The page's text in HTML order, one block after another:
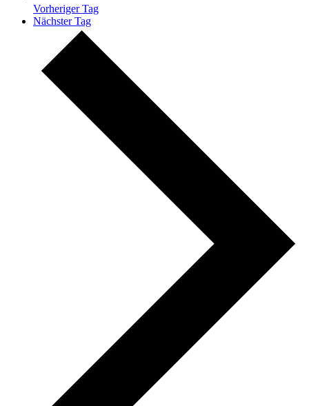
Vorheriger Tag
Nächster Tag